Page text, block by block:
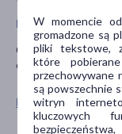
Pokaż wszystkie
Przeciwwskazania i
Chronić przed
chłodnym i
W momencie
gromadzone są
pliki tekstowe,
które
przechowywane
są powszechnie
witryn
kluczowych